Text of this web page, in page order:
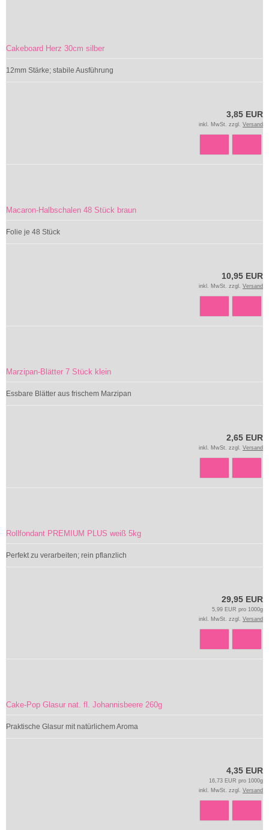
Cakeboard Herz 30cm silber
12mm Stärke; stabile Ausführung
3,85 EUR
inkl. MwSt. zzgl. Versand
Macaron-Halbschalen 48 Stück braun
Folie je 48 Stück
10,95 EUR
inkl. MwSt. zzgl. Versand
Marzipan-Blätter 7 Stück klein
Essbare Blätter aus frischem Marzipan
2,65 EUR
inkl. MwSt. zzgl. Versand
Rollfondant PREMIUM PLUS weiß 5kg
Perfekt zu verarbeiten; rein pflanzlich
29,95 EUR
5,99 EUR pro 1000g
inkl. MwSt. zzgl. Versand
Cake-Pop Glasur nat. fl. Johannisbeere 260g
Praktische Glasur mit natürlichem Aroma
4,35 EUR
16,73 EUR pro 1000g
inkl. MwSt. zzgl. Versand